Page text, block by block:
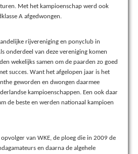
Met het kampioenschap werd ook
A afgedwongen.
rijvereniging en ponyclub in
onderdeel van deze vereniging komen
wekelijks samen om de paarden zo goed
succes. Want het afgelopen jaar is het
geworden en dwongen daarmee
kampioenschappen. Een ook daar
de beste en werden nationaal kampioen
opvolger van WKE, de ploeg die in 2009 de
en daarna de algehele